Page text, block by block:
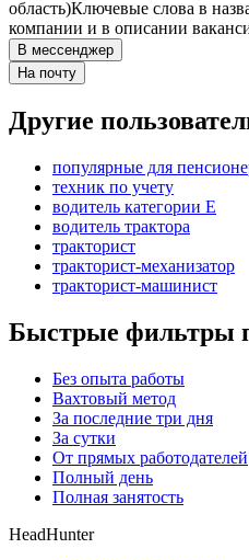
область)Ключевые слова в
компании и в описании
В мессенджер
На почту
Другие
популярные для
техник по учету
водитель категории E
водитель трактора
тракторист
тракторист-механизатор
тракторист-машинист
Быстрые фильтры
Без опыта работы
Вахтовый метод
За последние три дня
За сутки
От прямых работодателей
Полный день
Полная занятость
HeadHunter